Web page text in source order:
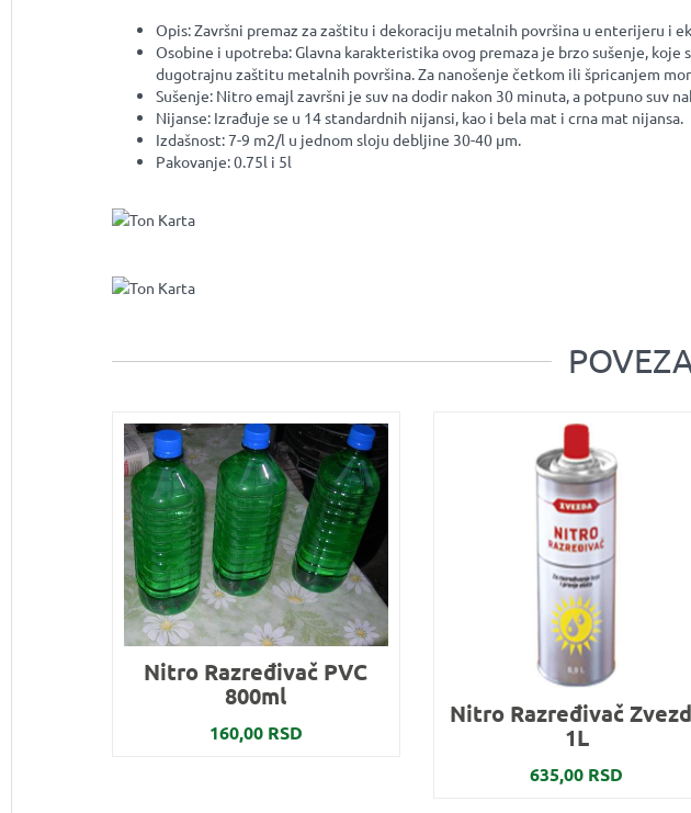
Opis: Završni premaz za zaštitu i dekoraciju metalnih površina u enterijeru i
Osobine i upotreba: Glavna karakteristika ovog premaza je brzo sušenje,
dugotrajnu zaštitu metalnih površina. Za nanošenje četkom ili špricanjem
Sušenje: Nitro emajl završni je suv na dodir nakon 30 minuta, a potpuno suv
Nijanse: Izrađuje se u 14 standardnih nijansi, kao i bela mat i crna mat nijansa.
Izdašnost: 7-9 m2/l u jednom sloju debljine 30-40 µm.
Pakovanje: 0.75l i 5l
Nitro Razređivač PVC
800ml
160,00 RSD
Nitro Razređivač
1L
635,00 RSD